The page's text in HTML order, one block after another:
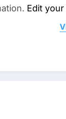
Edit